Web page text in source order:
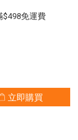
免運費
立即購買